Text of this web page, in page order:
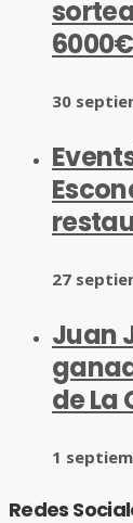
6000€
30
27
Juan
de La
1
Redes